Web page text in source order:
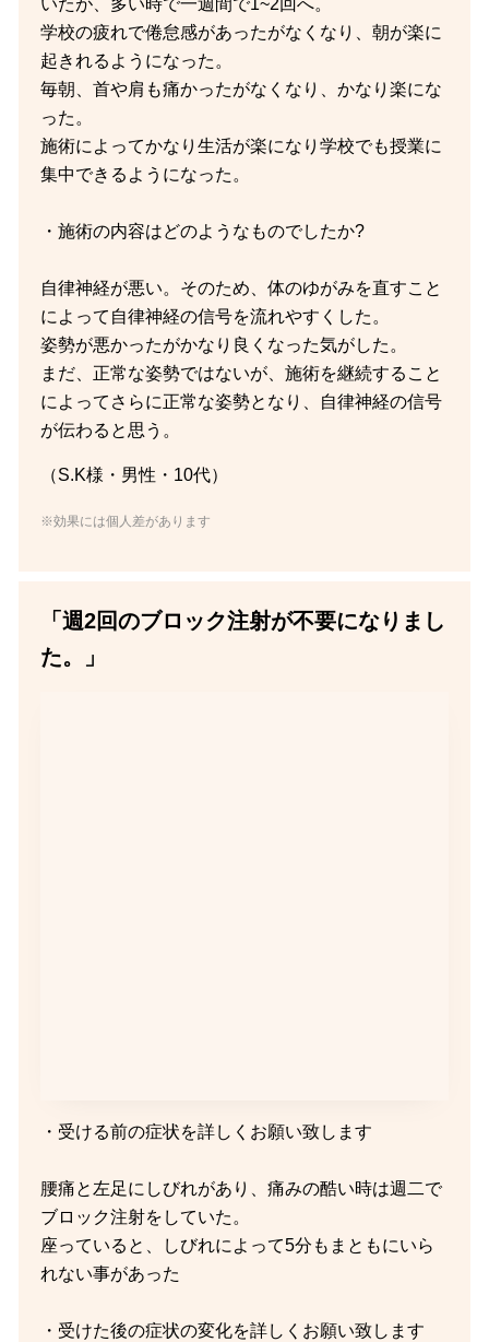
学校の疲れで倦怠感があったがなくなり、朝が楽に
起きれるようになった。
毎朝、首や肩も痛かったがなくなり、かなり楽にな
った。
施術によってかなり生活が楽になり学校でも授業に
集中できるようになった。
・施術の内容はどのようなものでしたか?
自律神経が悪い。そのため、体のゆがみを直すこと
によって自律神経の信号を流れやすくした。
姿勢が悪かったがかなり良くなった気がした。
まだ、正常な姿勢ではないが、施術を継続すること
によってさらに正常な姿勢となり、自律神経の信号
が伝わると思う。
（S.K様・男性・10代）
※効果には個人差があります
「週2回のブロック注射が不要になりまし
た。」
・受ける前の症状を詳しくお願い致します
腰痛と左足にしびれがあり、痛みの酷い時は週二で
ブロック注射をしていた。
座っていると、しびれによって5分もまともにいら
れない事があった
・受けた後の症状の変化を詳しくお願い致します